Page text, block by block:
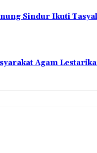
Sindur Ikuti
Agam